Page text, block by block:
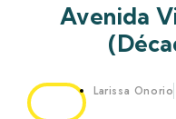
Avenida
Larissa Onorio